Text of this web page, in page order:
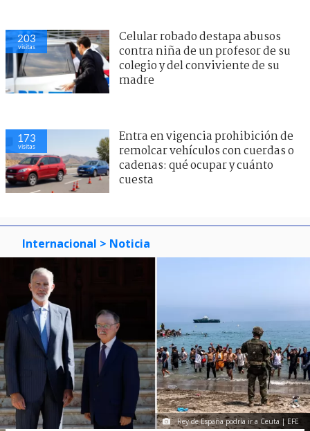
203
visitas
Celular robado destapa abusos
contra niña de un profesor de su
colegio y del conviviente de su
madre
173
visitas
Entra en vigencia prohibición de
remolcar vehículos con cuerdas o
cadenas: qué ocupar y cuánto
cuesta
Internacional > Noticia
Rey de España podría ir a Ceuta | EFE